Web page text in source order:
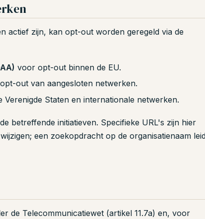
actief zijn, kan opt-out worden geregeld via de
voor opt-out binnen de EU.
out van aangesloten netwerken.
Verenigde Staten en internationale netwerken.
betreffende initiatieven. Specifieke URL's zijn hier
een zoekopdracht op de organisatienaam
de Telecommunicatiewet (artikel 11.7a) en, voor